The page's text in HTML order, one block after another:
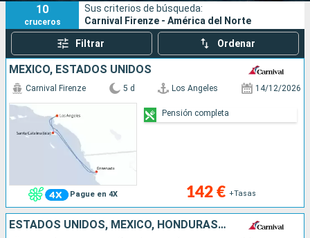
Buscar
10
cruceros
Sus criterios de búsqueda:
Carnival Firenze - América del Norte
Filtrar Ordenar
MÉXICO, ESTADOS UNIDOS
Pague en 4X
Carnival Firenze 5 d Los Angeles 14/12/2026
142 € +Tasas
Pensión completa
ESTADOS UNIDOS, MÉXICO, HONDURAS, BAHAMAS